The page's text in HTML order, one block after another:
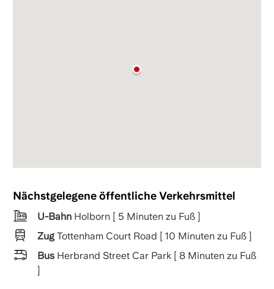
Nächstgelegene öffentliche Verkehrsmittel
U-BahnHolborn [ 5 Minuten zu Fuß ]
ZugTottenham Court Road [ 10 Minuten zu Fuß ]
BusHerbrand Street Car Park [ 8 Minuten zu Fuß
]